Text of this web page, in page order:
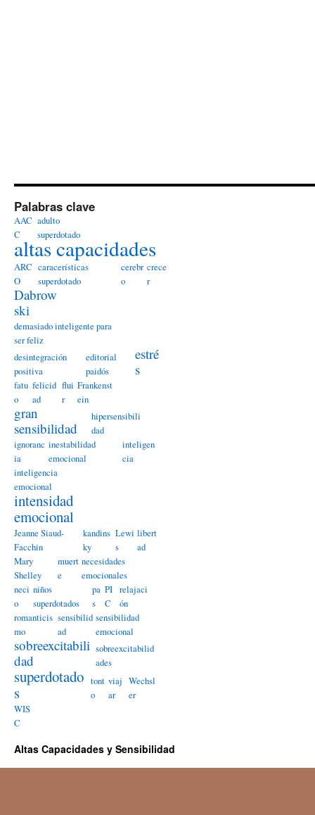
Palabras clave
AAC
C
adulto
superdotado
altas capacidades
ARC
O
caracerísticas
superdotado
cerebr
o
crece
r
Dabrow
ski
demasiado inteligente para
ser feliz
desintegración
positiva
editorial
paidós
estré
s
fatu
o
felicid
ad
flui
r
Frankenst
ein
gran
sensibilidad
hipersensibili
dad
ignoranc
ia
inestabilidad
emocional
inteligen
cia
inteligencia
emocional
intensidad
emocional
Jeanne Siaud-
Facchin
kandins
ky
Lewi
s
libert
ad
Mary
Shelley
muert
e
necesidades
emocionales
neci
o
niños
superdotados
pa
s
PI
C
relajaci
ón
romanticis
mo
sensibilid
ad
sensibilidad
emocional
sobreexcitabili
dad
sobreexcitabilid
ades
superdotado
s
tont
o
viaj
ar
Wechsl
er
WIS
C
Altas Capacidades y Sensibilidad